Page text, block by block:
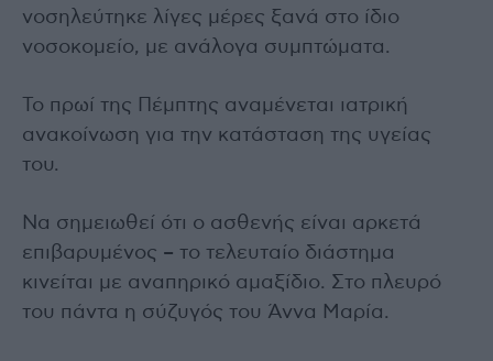
νοσηλεύτηκε λίγες μέρες ξανά στο ίδιο
νοσοκομείο, με ανάλογα συμπτώματα.
Το πρωί της Πέμπτης αναμένεται ιατρική
ανακοίνωση για την κατάσταση της υγείας
του.
Να σημειωθεί ότι ο ασθενής είναι αρκετά
επιβαρυμένος – το τελευταίο διάστημα
κινείται με αναπηρικό αμαξίδιο. Στο πλευρό
του πάντα η σύζυγός του Άννα Μαρία.